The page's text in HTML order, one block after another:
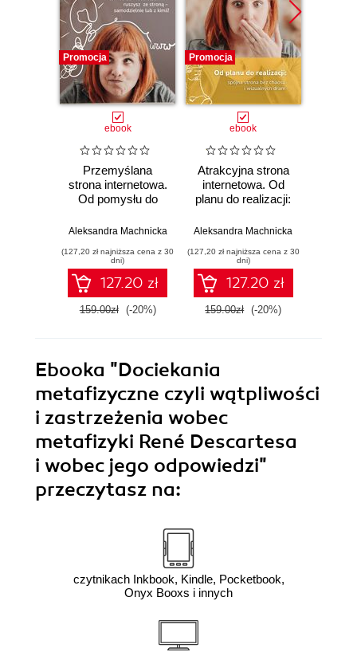
Promocja
ebook
Przemyślana
strona internetowa.
Od pomysłu do
wiedzieć, zanim
samodzielnie lub z
kimś!
Aleksandra Machnicka
(127,20 zł najniższa cena z 30
dni)
127.20 zł
159.00zł (-20%)
Promocja
ebook
Atrakcyjna strona
internetowa. Od
planu do realizacji:
chaosu i
Aleksandra Machnicka
(127,20 zł najniższa cena z 30
dni)
127.20 zł
159.00zł (-20%)
Ebooka "Dociekania
metafizyczne czyli wątpliwości
i zastrzeżenia wobec
metafizyki René Descartesa
i wobec jego odpowiedzi"
przeczytasz na:
czytnikach Inkbook, Kindle, Pocketbook,
Onyx Booxs i innych